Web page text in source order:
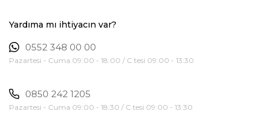
Yardıma mı ihtiyacın var?
0552 348 00 00
Pazartesi - Cuma 09:00 - 18:00 / C.tesi 09:00 - 13:30
0850 242 1205
Pazartesi - Cuma 09:00 - 18:30 / C.tesi 09:00 - 13:30